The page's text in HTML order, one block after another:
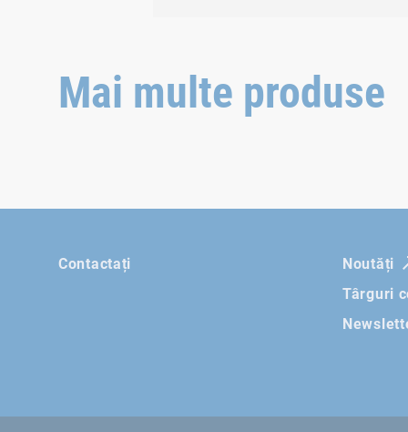
Mai multe produse
Contactați
Noutăți
Târguri